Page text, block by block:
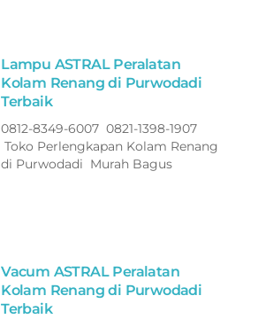
Lampu ASTRAL Peralatan
Kolam Renang di Purwodadi
Terbaik
0812-8349-6007 0821-1398-1907
Toko Perlengkapan Kolam Renang
di Purwodadi Murah Bagus
Vacum ASTRAL Peralatan
Kolam Renang di Purwodadi
Terbaik